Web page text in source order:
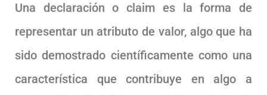
Una declaración o claim es la forma de
representar un atributo de valor, algo que ha
sido demostrado científicamente como una
característica que contribuye en algo a